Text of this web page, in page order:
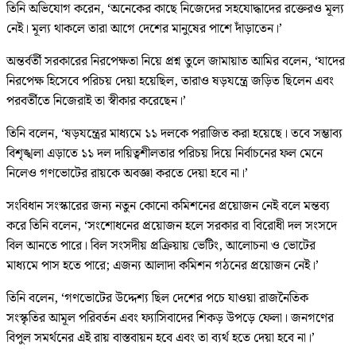
তিনি অভিযোগ করেন, ‘অনেকের কাছে নিজেদের সহযোদ্ধাদের রক্তেরও মূল্য
নেই। মূল্য থাকলে তারা আগে দেশের মানুষের পাশে দাঁড়াতেন।’
অন্তর্বর্তী সরকারের নিরপেক্ষতা নিয়ে প্রশ্ন তুলে জামায়াত আমির বলেন, ‘যাদের
নিরপেক্ষ হিসেবে পরিচয় দেয়া হয়েছিল, তারাও ষড়যন্ত্রে জড়িত ছিলেন এবং
পরবর্তীতে নিজেরাই তা স্বীকার করেছেন।’
তিনি বলেন, ‘ষড়যন্ত্রের মাধ্যমে ১১ দলকে পরাজিত করা হয়েছে। তবে সম্ভাব্য
বিশৃঙ্খলা এড়াতে ১১ দল দায়িত্বশীলতার পরিচয় দিয়ে নির্বাচনের ফল মেনে
নিলেও গণভোটের রায়কে অবজ্ঞা করতে দেয়া হবে না।’
সংবিধান সংস্কারের জন্য নতুন কোনো কমিশনের প্রয়োজন নেই বলে মন্তব্য
করে তিনি বলেন, ‘সংশোধনের প্রয়োজন হলে সরকার বা বিরোধী দল সংসদে
বিল আনতে পারে। বিল সংসদীয় প্রক্রিয়ায় ভেটিং, আলোচনা ও ভোটের
মাধ্যমে পাস হতে পারে; এজন্য আলাদা কমিশন গঠনের প্রয়োজন নেই।’
তিনি বলেন, ‘গণভোটের উদ্দেশ্য ছিল দেশের পচে যাওয়া রাজনৈতিক
সংস্কৃতির আমূল পরিবর্তন এবং ফ্যাসিবাদের শিকড় উপড়ে ফেলা। জনগণের
বিপুল সমর্থনের এই রায় বাস্তবায়ন হবে এবং তা ব্যর্থ হতে দেয়া হবে না।’